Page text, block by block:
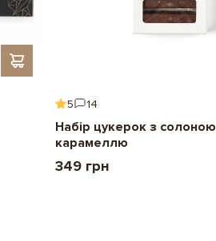
5 14
Набір цукерок з солоною
карамеллю
349 грн